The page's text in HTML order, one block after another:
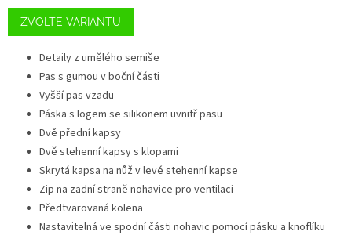
Měrná
cena:
ZVOLTE VARIANTU
Detaily z umělého semiše
Pas s gumou v boční části
Vyšší pas vzadu
Páska s logem se silikonem uvnitř pasu
Dvě přední kapsy
Dvě stehenní kapsy s klopami
Skrytá kapsa na nůž v levé stehenní kapse
Zip na zadní straně nohavice pro ventilaci
Předtvarovaná kolena
Nastavitelná ve spodní části nohavic pomocí pásku a knoflíku